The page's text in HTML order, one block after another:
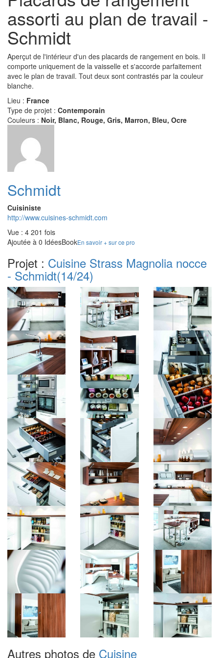
assorti au plan de travail -
Schmidt
Aperçut de l'intérieur d'un des placards de rangement en bois. Il
comporte uniquement de la vaisselle et s'accorde parfaitement
avec le plan de travail. Tout deux sont contrastés par la couleur
blanche.
Lieu : France
Type de projet : Contemporain
Couleurs : Noir, Blanc, Rouge, Gris, Marron, Bleu, Ocre
Schmidt
Cuisiniste
http://www.cuisines-schmidt.com
Vue : 4 201 fois
Ajoutée à 0 IdéesBookEn savoir + sur ce pro
Projet : Cuisine Strass Magnolia nocce
- Schmidt(14/24)
Autres photos de Cuisine